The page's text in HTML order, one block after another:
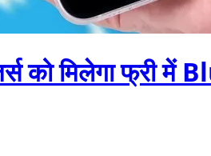
को मिलेगा फ्री में